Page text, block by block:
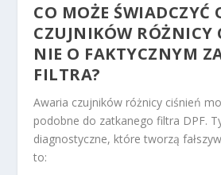
CO MOŻE ŚWIADCZYĆ
CZUJNIKÓW RÓŻNICY
NIE O FAKTYCZNYM
FILTRA?
Awaria czujników różnicy ciśnień
podobne do zatkanego filtra DPF.
diagnostyczne, które tworzą
to: